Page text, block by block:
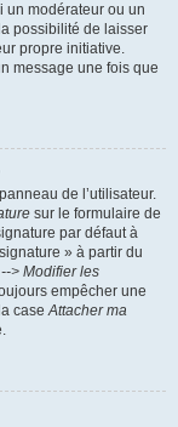
un modérateur ou un
possibilité de laisser
propre initiative.
message une fois que
de l’utilisateur.
sur le formulaire de
par défaut à
» à partir du
> Modifier les
empêcher une
caseAttacher ma